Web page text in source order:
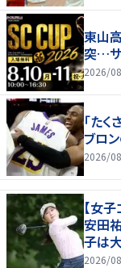
東山
突…サ
2026/
「た
ブロ
2026/
【女
安田
子は
2026/